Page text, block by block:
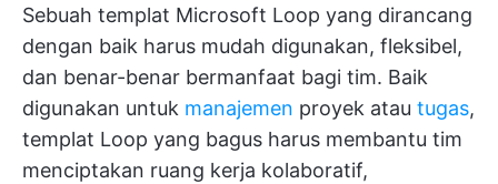
Sebuah templat Microsoft Loop yang dirancang
dengan baik harus mudah digunakan, fleksibel,
dan benar-benar bermanfaat bagi tim. Baik
digunakan untuk manajemen proyek atau tugas,
templat Loop yang bagus harus membantu tim
menciptakan ruang kerja kolaboratif,